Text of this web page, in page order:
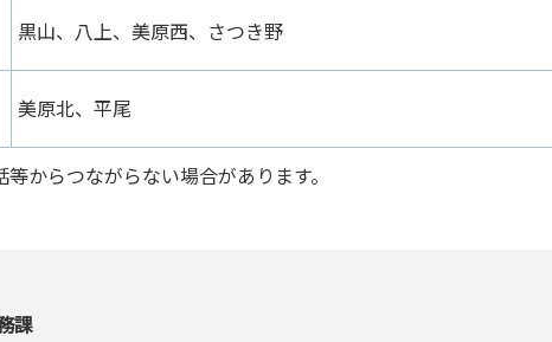
黒山、八上、美原西、さつき野
美原北、平尾
らつながらない場合があります。
課